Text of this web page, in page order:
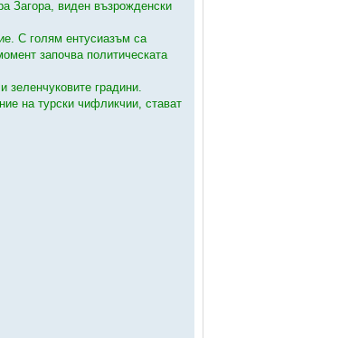
Загора, виден възрожденски
С голям ентусиазъм са
започва политическата
градини.
на турски чифликчии, стават